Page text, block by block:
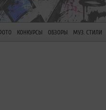
КОНКУРСЫ ОБЗОРЫ МУЗ. СТИЛИ